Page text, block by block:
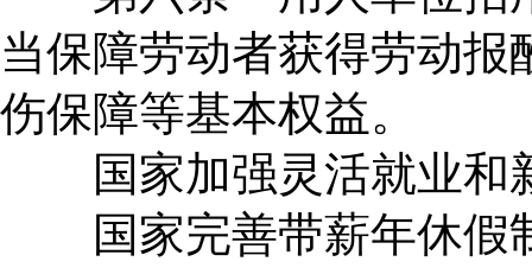
当保障劳动者获得劳动
伤保障等基本权益。
国家加强灵活就业和
国家完善带薪年休假